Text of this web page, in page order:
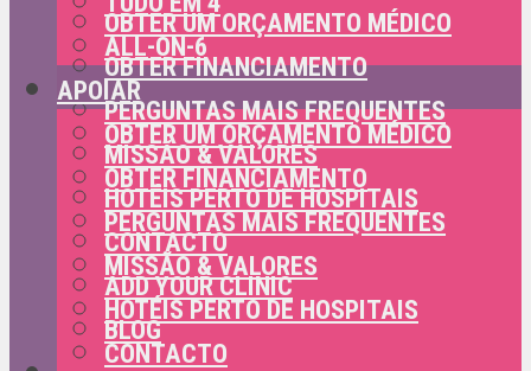
OBTER UM ORÇAMENTO MÉDICO
OBTER FINANCIAMENTO
PERGUNTAS MAIS FREQUENTES
MISSÃO & VALORES
HOTÉIS PERTO DE HOSPITAIS
CONTACTO
ADD YOUR CLINIC
BLOG
ALL-ON-6
APOIAR
OBTER UM ORÇAMENTO MÉDICO
OBTER FINANCIAMENTO
PERGUNTAS MAIS FREQUENTES
MISSÃO & VALORES
HOTÉIS PERTO DE HOSPITAIS
CONTACTO